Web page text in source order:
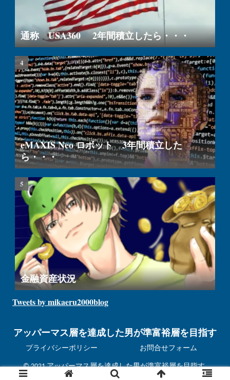
通称 USA360 2年間積立したら・・・
eMAXIS Neo ロボット 3年間積立した
ら・・・
金融資産状況
Tweets by mikaeru2000blog
アッパーマス層を達成した男が準富裕層を目指す
プライバシーポリシー お問合せフォーム
© 2021 アッパーマス層を達成した男が準富裕層を目指す.